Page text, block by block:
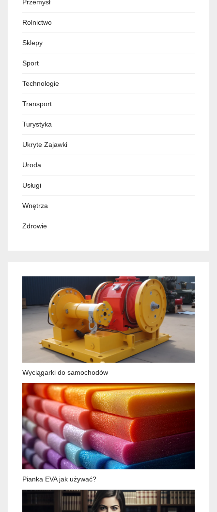
Przemysł
Rolnictwo
Sklepy
Sport
Technologie
Transport
Turystyka
Ukryte Zajawki
Uroda
Usługi
Wnętrza
Zdrowie
Wyciągarki do samochodów
Pianka EVA jak używać?